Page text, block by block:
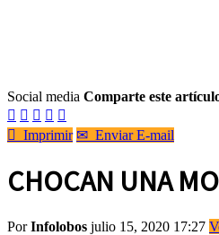
Social media Comparte este
    
 Imprimir ✉ Enviar E-mail
CHOCAN UNA
PorInfolobos julio 15, 2020 17:27